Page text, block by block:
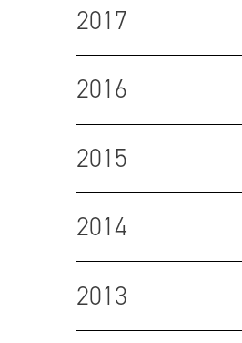
2017
2016
2015
2014
2013